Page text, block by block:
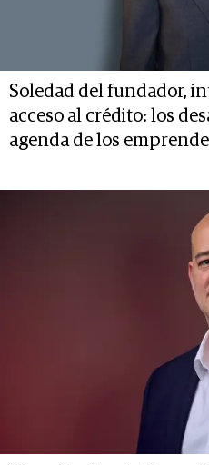
Soledad del fundador,
acceso al crédito: los
agenda de los